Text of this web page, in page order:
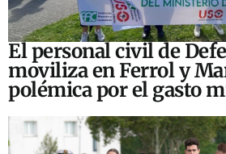
El personal civil de
moviliza en Ferrol y
polémica por el gasto